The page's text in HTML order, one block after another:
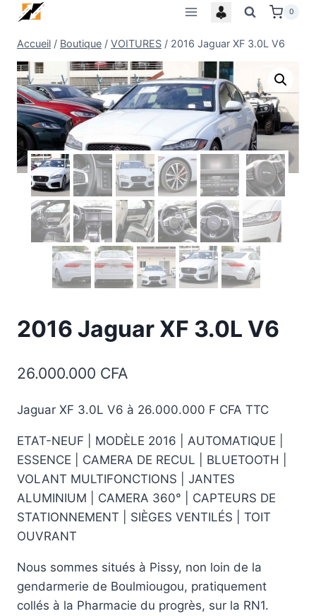
Skip
content
0
Accueil / Boutique / VOITURES / 2016 Jaguar XF 3.0L V6
2016 Jaguar XF 3.0L V6
26.000.000 CFA
Jaguar XF 3.0L V6 à 26.000.000 F CFA TTC
ETAT-NEUF | MODÈLE 2016 | AUTOMATIQUE |
ESSENCE | CAMERA DE RECUL | BLUETOOTH |
VOLANT MULTIFONCTIONS | JANTES
ALUMINIUM | CAMERA 360° | CAPTEURS DE
STATIONNEMENT | SIÈGES VENTILÉS | TOIT
OUVRANT
Nous sommes situés à Pissy, non loin de la
gendarmerie de Boulmiougou, pratiquement
collés à la Pharmacie du progrès, sur la RN1.